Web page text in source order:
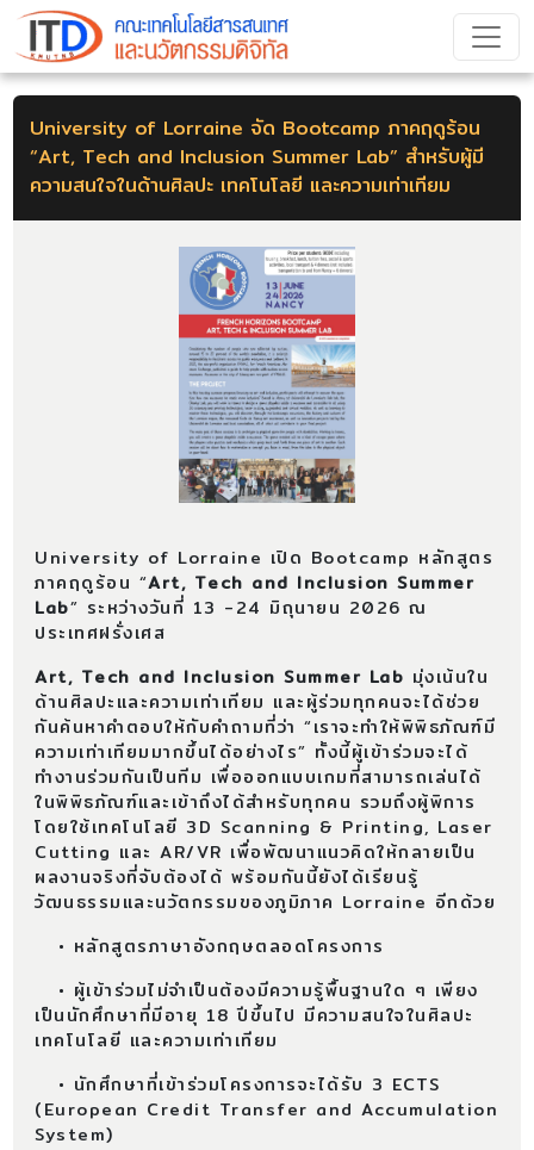
University of Lorraine จัด Bootcamp ภาคฤดูร้อน
“Art, Tech and Inclusion Summer Lab” สำหรับผู้มี
ความสนใจในด้านศิลปะ เทคโนโลยี และความเท่าเทียม
University of Lorraine เปิด Bootcamp หลักสูตร
ภาคฤดูร้อน “Art, Tech and Inclusion Summer
Lab” ระหว่างวันที่ 13 -24 มิถุนายน 2026 ณ
ประเทศฝรั่งเศส
Art, Tech and Inclusion Summer Lab มุ่งเน้นใน
ด้านศิลปะและความเท่าเทียม และผู้ร่วมทุกคนจะได้ช่วย
กันค้นหาคำตอบให้กับคำถามที่ว่า “เราจะทำให้พิพิธภัณฑ์มี
ความเท่าเทียมมากขึ้นได้อย่างไร” ทั้งนี้ผู้เข้าร่วมจะได้
ทำงานร่วมกันเป็นทีม เพื่อออกแบบเกมที่สามารถเล่นได้
ในพิพิธภัณฑ์และเข้าถึงได้สำหรับทุกคน รวมถึงผู้พิการ
โดยใช้เทคโนโลยี 3D Scanning & Printing, Laser
Cutting และ AR/VR เพื่อพัฒนาแนวคิดให้กลายเป็น
ผลงานจริงที่จับต้องได้ พร้อมกันนี้ยังได้เรียนรู้
วัฒนธรรมและนวัตกรรมของภูมิภาค Lorraine อีกด้วย
• หลักสูตรภาษาอังกฤษตลอดโครงการ
• ผู้เข้าร่วมไม่จำเป็นต้องมีความรู้พื้นฐานใด ๆ เพียง
เป็นนักศึกษาที่มีอายุ 18 ปีขึ้นไป มีความสนใจในศิลปะ
เทคโนโลยี และความเท่าเทียม
• นักศึกษาที่เข้าร่วมโครงการจะได้รับ 3 ECTS
(European Credit Transfer and Accumulation
System)